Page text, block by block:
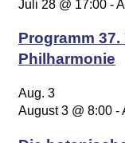
Juli 28 @ 17:00 -
Programm
Philharmonie
Aug. 3
August 3 @ 8:00 -